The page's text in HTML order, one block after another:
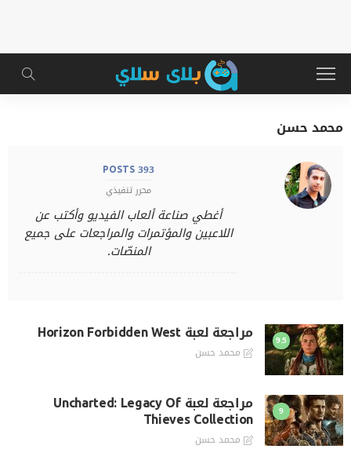
محمد حسن
393 POSTS
محرر تنفيذي
أغطي صناعة ألعاب الفيديو وأكتب عن
اللاعبين والمؤتمرات والمراجعات على جميع
المنصّات.
9.5 مراجعة لعبة Horizon Forbidden West
محمد حسن
9 مراجعة لعبة Uncharted: Legacy Of
Thieves Collection
محمد حسن